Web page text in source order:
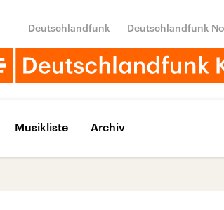
Deutschlandfunk Deutschlandfunk
Musikliste Archiv